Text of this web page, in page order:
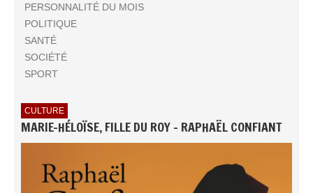
PERSONNALITÉ DU MOIS
POLITIQUE
SANTÉ
SOCIÉTÉ
SPORT
CULTURE
MARIE-HÉLOÏSE, FILLE DU ROY - RAPHAËL CONFIANT